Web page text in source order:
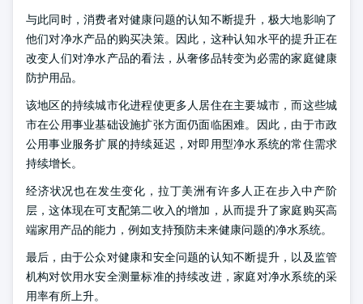
与此同时，消费者对健康问题的认知不断提升，极大地影响了
他们对净水产品的购买决策。因此，这种认知水平的提升正在
改变人们对净水产品的看法，从奢侈品转变为必需的家庭健康
防护用品。
该地区的持续城市化进程使更多人居住在主要城市，而这些城
市在公用事业基础设施扩张方面仍面临困难。因此，由于市政
公用事业服务扩展的持续延迟，对即用型净水系统的常住需求
持续增长。
经济状况也在发生变化，拉丁美洲有许多人正在步入中产阶
层，这体现在可支配第二收入的增加，从而提升了家庭购买高
端家用产品的能力，例如支持预防未来健康问题的净水系统。
最后，由于公众对健康和安全问题的认知不断提升，以及监管
机构对饮用水安全测量标准的持续改进，家庭对净水系统的采
用率有所上升。